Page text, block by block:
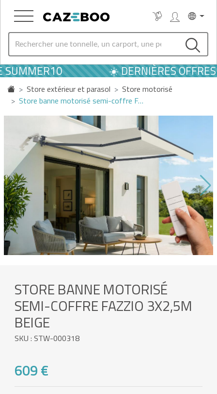
☀️ DERNIÈRES OFFRES
Store extérieur et parasol
Store motorisé
Store banne motorisé semi-coffre F…
STORE BANNE MOTORISÉ
SEMI-COFFRE FAZZIO 3X2,5M
BEIGE
SKU : STW-000318
609 €